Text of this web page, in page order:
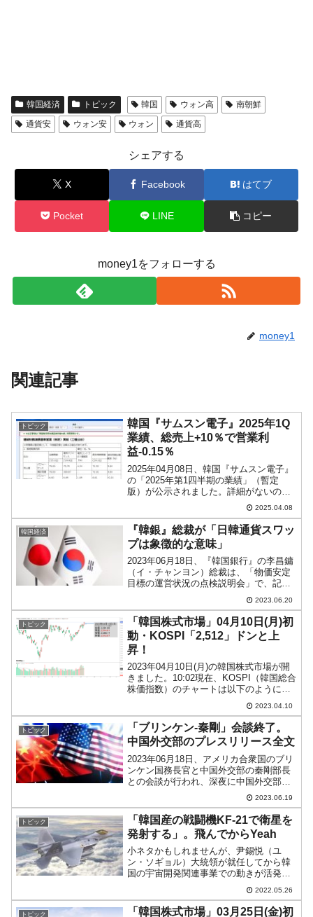
韓国経済 トピック 韓国 ウォン高
南朝鮮
通貨安
ウォン安 ウォン 通貨高
シェアする
X Facebook はてブ
Pocket LINE コピー
money1をフォローする
money1
関連記事
トピック
韓国『サムスン電子』2025年1Q
業績、総売上+10％で営業利
益-0.15％
2025年04月08日、韓国『サムスン電子』
の「2025年第1四半期の業績」（暫定
版）が公示されました。詳細がないので
あまり面白くはないのですが、一応ご紹
介しておきます。2025年第1四半期総売
上：79.00兆ウォン（+9.84％）営業利
益...
2025.04.08
韓国経済
『韓銀』総裁が「日韓通貨スワッ
プは象徴的な意味」
2023年06月18日、『韓国銀行』の李昌鏞
（イ・チャンヨン）総裁は、「物価安定
目標の運営状況の点検説明会」で、記者
から「日韓通貨スワップの必要性」につ
いて質問され、以下のように答えまし
た。「日韓通貨スワップは、為替レート
の安定などの経済的...
2023.06.20
トピック
「韓国株式市場」04月10日(月)初
動・KOSPI「2,512」ドンと上
昇！
2023年04月10日(月)の韓国株式市場が開
きました。10:02現在、KOSPI（韓国総合
株価指数）のチャートは以下のようにな
『Investing.com』より引用）。直近最高
値さいたかねをドンと抜きました。
KOSP...
2023.04.10
トピック
「ブリンケン-秦剛」会談終了。
中国外交部のプレスリリース全文
2023年06月18日、アメリカ合衆国のブリ
ンケン国務長官と中国外交部の秦剛部長
との会談が行われ、深夜に中国外交部は
以下のプレスリリースを出しました。全
文和訳します。2023年06月18日、国務委
員兼外相の秦剛は、北京でアメリカ合衆
国のブリ...
2023.06.19
トピック
「韓国産の戦闘機KF-21で衛星を
発射する」。飛んでからYeah
小ネタかもしれませんが、尹錫悦（ユ
ン・ソギョル）大統領が就任してから韓
国の宇宙開発関連事業での動きが活発に
なっているのでご紹介します。まず、韓
国初の月探査船「タヌリ号」が2022年08
月02日午後07時37分（現地時間）、アメ
2022.05.26
トピック
「韓国株式市場」03月25日(金)初